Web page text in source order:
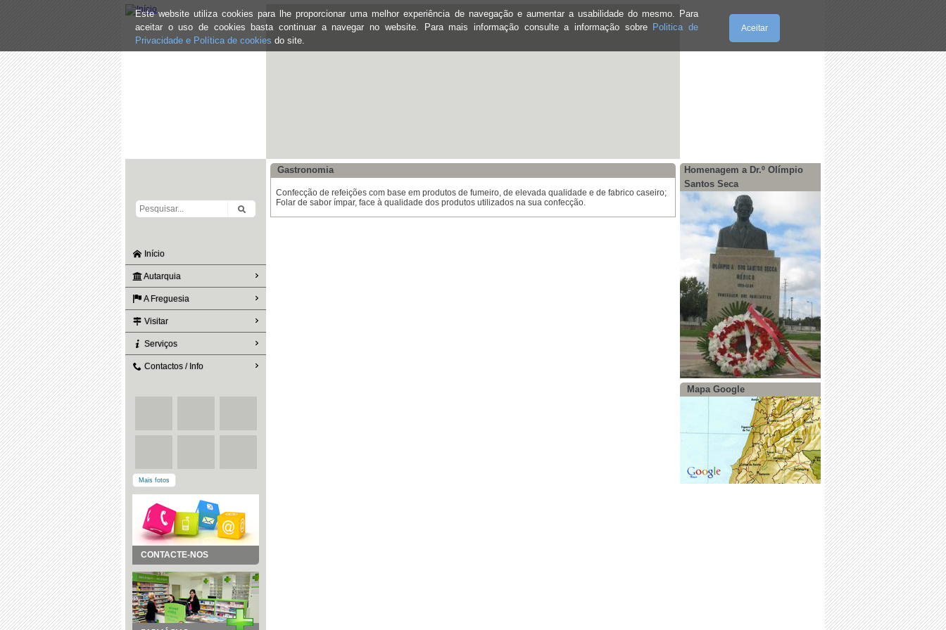
Este website utiliza cookies para lhe proporcionar uma melhor experiência de navegação e aumentar a usabilidade do mesmo. Para
aceitar o uso de cookies basta continuar a navegar no website. Para mais informação consulte a informação sobre Politica de
Privacidade e Política de cookies do site.
Aceitar
Início
Autarquia
A Freguesia
Visitar
Serviços
Contactos / Info
Mais fotos
CONTACTE-NOS
Gastronomia
Confecção de refeições com base em produtos de fumeiro, de elevada qualidade e de fabrico caseiro;
Folar de sabor ímpar, face à qualidade dos produtos utilizados na sua confecção.
Homenagem a Dr.º Olímpio
Santos Seca
Mapa Google